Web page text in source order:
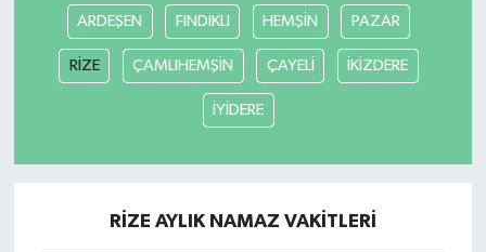
ARDEŞEN FINDIKLI HEMŞİN PAZAR
RİZE ÇAMLIHEMŞİN ÇAYELİ İKİZDERE
İYİDERE
RİZE AYLIK NAMAZ VAKITLERI